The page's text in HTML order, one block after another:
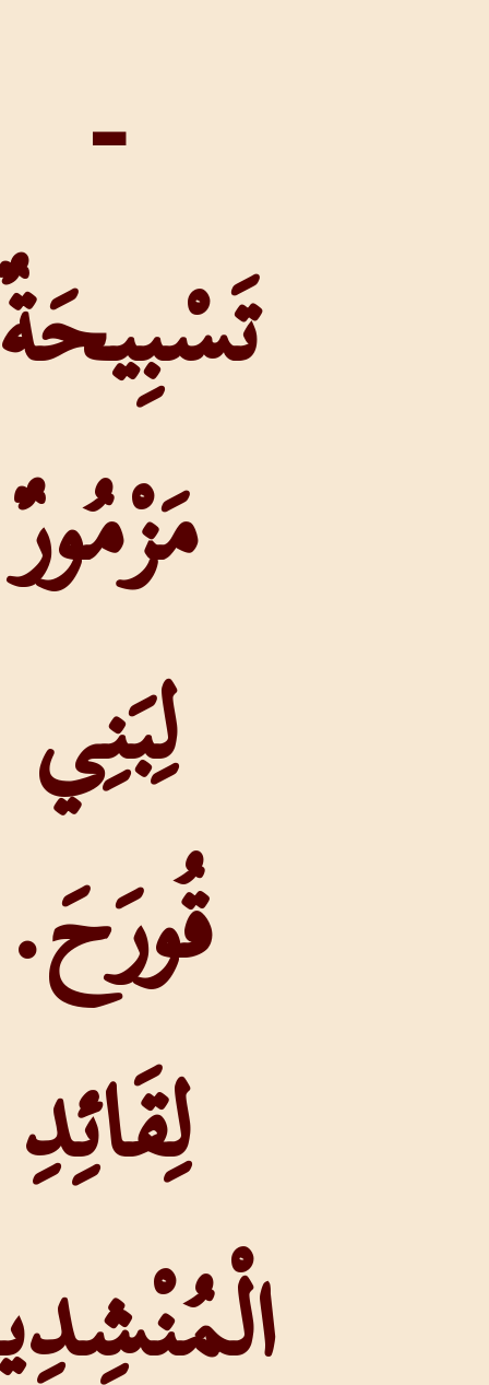
تَسْبِيحَةٌ:
مَزْمُورٌ
لِبَنِي
قُورَحَ.
لِقَائِدِ
الْمُنْشِدِينَ